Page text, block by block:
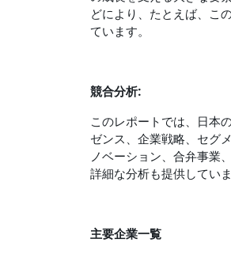
どにより、たとえば、こ
ています。
競合分析:
このレポートでは、日本
ゼンス、企業戦略、セグ
ノベーション、合弁事業
詳細な分析も提供してい
主要企業一覧